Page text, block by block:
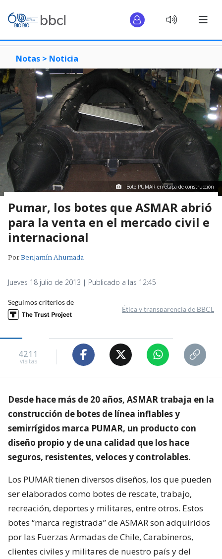
Notas > Noticia
Bote PUMAR en etapa de construcción
Pumar, los botes que ASMAR abrió
para la venta en el mercado civil e
internacional
PorBenjamín Ahumada
Jueves 18 julio de 2013 | Publicado a las 12:45
Seguimos criterios de
Ética y transparencia de BBCL
4211
visitas
Desde hace más de 20 años, ASMAR trabaja en la
construcción de botes de línea inflables y
semirrígidos marca PUMAR, un producto con
diseño propio y de una calidad que los hace
seguros, resistentes, veloces y controlables.
Los PUMAR tienen diversos diseños, los que pueden
ser elaborados como botes de rescate, trabajo,
recreación, deportes y militares, entre otros. Estos
botes “marca registrada” de ASMAR son adquiridos
por las Fuerzas Armadas de Chile, Carabineros,
clientes civiles y militares de nuestro país y del